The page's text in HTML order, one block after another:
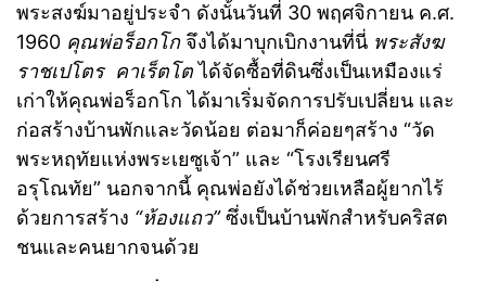
พระสงฆ์มาอยู่ประจำ ดังนั้นวันที่ 30 พฤศจิกายน ค.ศ.
1960 คุณพ่อร็อกโกจึงได้มาบุกเบิกงานที่นี่ พระสังฆ
ราชเปโตร คาเร็ตโตได้จัดซื้อที่ดินซึ่งเป็นเหมืองแร่
เก่าให้คุณพ่อร็อกโก ได้มาเริ่มจัดการปรับเปลี่ยน และ
ก่อสร้างบ้านพักและวัดน้อย ต่อมาก็ค่อยๆสร้าง “วัด
พระหฤทัยแห่งพระเยซูเจ้า” และ “โรงเรียนศรี
อรุโณทัย” นอกจากนี้ คุณพ่อยังได้ช่วยเหลือผู้ยากไร้
ด้วยการสร้าง “ห้องแถว”ซึ่งเป็นบ้านพักสำหรับคริสต
ชนและคนยากจนด้วย